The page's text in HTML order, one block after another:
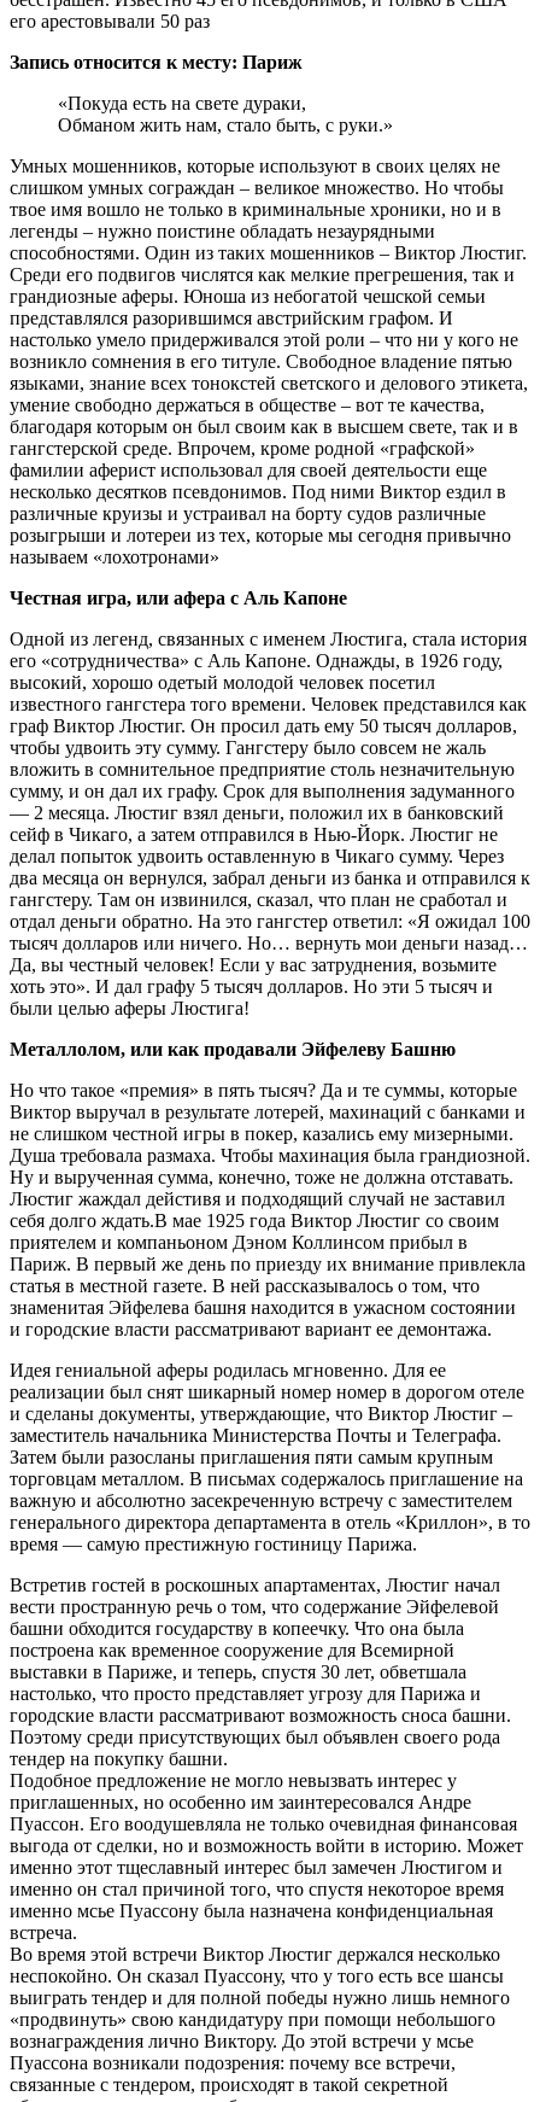
его арестовывали 50 раз
Запись относится к месту: Париж
«Покуда есть на свете дураки,
Обманом жить нам, стало быть, с руки.»
Умных мошенников, которые используют в своих целях не
слишком умных сограждан – великое множество. Но чтобы
твое имя вошло не только в криминальные хроники, но и в
легенды – нужно поистине обладать незаурядными
способностями. Один из таких мошенников – Виктор Люстиг.
Среди его подвигов числятся как мелкие прегрешения, так и
грандиозные аферы. Юноша из небогатой чешской семьи
представлялся разорившимся австрийским графом. И
настолько умело придерживался этой роли – что ни у кого не
возникло сомнения в его титуле. Свободное владение пятью
языками, знание всех тонокстей светского и делового этикета,
умение свободно держаться в обществе – вот те качества,
благодаря которым он был своим как в высшем свете, так и в
гангстерской среде. Впрочем, кроме родной «графской»
фамилии аферист использовал для своей деятельости еще
несколько десятков псевдонимов. Под ними Виктор ездил в
различные круизы и устраивал на борту судов различные
розыгрыши и лотереи из тех, которые мы сегодня привычно
называем «лохотронами»
Честная игра, или афера с Аль Капоне
Одной из легенд, связанных с именем Люстига, стала история
его «сотрудничества» с Аль Капоне. Однажды, в 1926 году,
высокий, хорошо одетый молодой человек посетил
известного гангстера того времени. Человек представился как
граф Виктор Люстиг. Он просил дать ему 50 тысяч долларов,
чтобы удвоить эту сумму. Гангстеру было совсем не жаль
вложить в сомнительное предприятие столь незначительную
сумму, и он дал их графу. Срок для выполнения задуманного
— 2 месяца. Люстиг взял деньги, положил их в банковский
сейф в Чикаго, а затем отправился в Нью-Йорк. Люстиг не
делал попыток удвоить оставленную в Чикаго сумму. Через
два месяца он вернулся, забрал деньги из банка и отправился к
гангстеру. Там он извинился, сказал, что план не сработал и
отдал деньги обратно. На это гангстер ответил: «Я ожидал 100
тысяч долларов или ничего. Но… вернуть мои деньги назад…
Да, вы честный человек! Если у вас затруднения, возьмите
хоть это». И дал графу 5 тысяч долларов. Но эти 5 тысяч и
были целью аферы Люстига!
Металлолом, или как продавали Эйфелеву Башню
Но что такое «премия» в пять тысяч? Да и те суммы, которые
Виктор выручал в результате лотерей, махинаций с банками и
не слишком честной игры в покер, казались ему мизерными.
Душа требовала размаха. Чтобы махинация была грандиозной.
Ну и вырученная сумма, конечно, тоже не должна отставать.
Люстиг жаждал дейстивя и подходящий случай не заставил
себя долго ждать.В мае 1925 года Виктор Люстиг со своим
приятелем и компаньоном Дэном Коллинсом прибыл в
Париж. В первый же день по приезду их внимание привлекла
статья в местной газете. В ней рассказывалось о том, что
знаменитая Эйфелева башня находится в ужасном состоянии
и городские власти рассматривают вариант ее демонтажа.
Идея гениальной аферы родилась мгновенно. Для ее
реализации был снят шикарный номер номер в дорогом отеле
и сделаны документы, утверждающие, что Виктор Люстиг –
заместитель начальника Министерства Почты и Телеграфа.
Затем были разосланы приглашения пяти самым крупным
торговцам металлом. В письмах содержалось приглашение на
важную и абсолютно засекреченную встречу с заместителем
генерального директора департамента в отель «Криллон», в то
время — самую престижную гостиницу Парижа.
Встретив гостей в роскошных апартаментах, Люстиг начал
вести пространную речь о том, что содержание Эйфелевой
башни обходится государству в копеечку. Что она была
построена как временное сооружение для Всемирной
выставки в Париже, и теперь, спустя 30 лет, обветшала
настолько, что просто представляет угрозу для Парижа и
городские власти рассматривают возможность сноса башни.
Поэтому среди присутствующих был объявлен своего рода
тендер на покупку башни.
Подобное предложение не могло невызвать интерес у
приглашенных, но особенно им заинтересовался Андре
Пуассон. Его воодушевляла не только очевидная финансовая
выгода от сделки, но и возможность войти в историю. Может
именно этот тщеславный интерес был замечен Люстигом и
именно он стал причиной того, что спустя некоторое время
именно мсье Пуассону была назначена конфиденциальная
встреча.
Во время этой встречи Виктор Люстиг держался несколько
неспокойно. Он сказал Пуассону, что у того есть все шансы
выиграть тендер и для полной победы нужно лишь немного
«продвинуть» свою кандидатуру при помощи небольшого
вознаграждения лично Виктору. До этой встречи у мсье
Пуассона возникали подозрения: почему все встречи,
связанные с тендером, происходят в такой секретной